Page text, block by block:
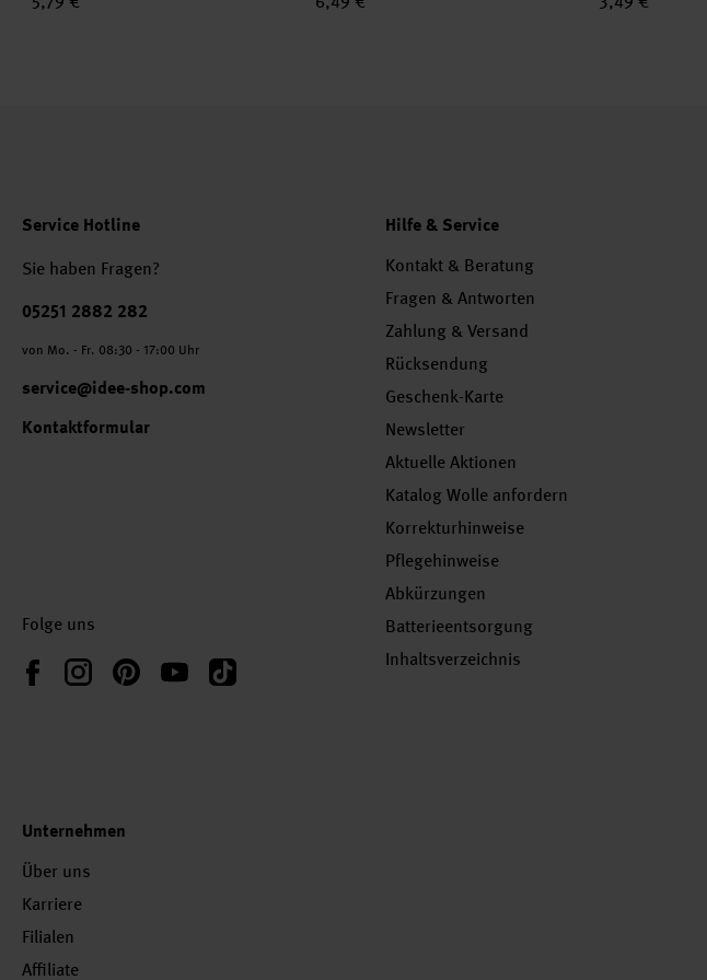
Service Hotline
Sie haben Fragen?
Telefonnummer
05251 2882 282
von Mo. - Fr. 08:30 - 17:00 Uhr
service@idee-shop.com
Kontaktformular
Folge uns
FacebookInstagramPinterestYouTubeTikTok
Hilfe & Service
Kontakt & Beratung
Fragen & Antworten
Zahlung & Versand
Rücksendung
Geschenk-Karte
Newsletter
Aktuelle Aktionen
Katalog Wolle anfordern
Korrekturhinweise
Pflegehinweise
Abkürzungen
Batterieentsorgung
Inhaltsverzeichnis
Unternehmen
Über uns
Karriere
Filialen
Affiliate